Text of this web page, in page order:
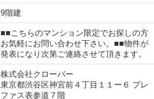
9階建
■■こちらのマンション限定でお探しの方
お気軽にお問い合わせ下さい。■■物件が
発表になり次第ご連絡させて頂きます。
株式会社クローバー
東京都渋谷区神宮前４丁目１１ー６ プレ
ファス表参道７階